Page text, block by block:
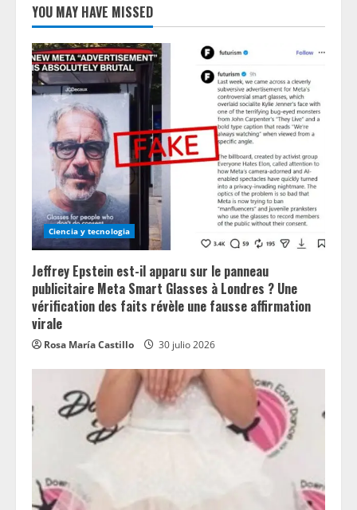
YOU MAY HAVE MISSED
Ciencia y tecnologia
Jeffrey Epstein est-il apparu sur le panneau
publicitaire Meta Smart Glasses à Londres ? Une
vérification des faits révèle une fausse affirmation
virale
Rosa María Castillo 30 julio 2026